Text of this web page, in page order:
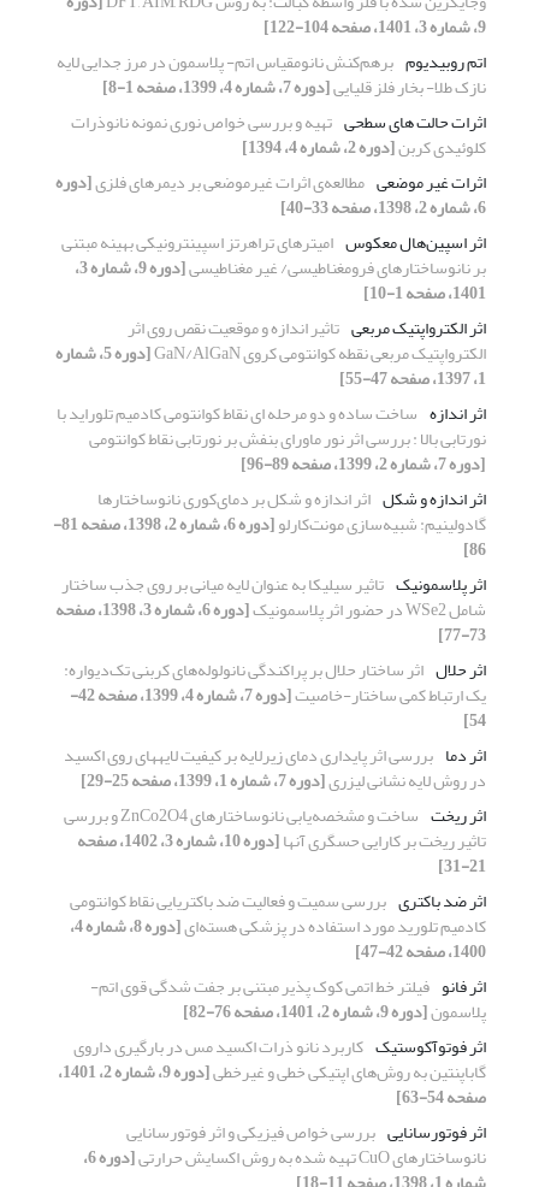
9، شماره 3، 1401، صفحه 104-122]
اتم روبیدیوم برهم‌کنش نانومقیاس اتم- پلاسمون در مرز جدایی لایه
نازک طلا- بخار فلز قلیایی[دوره 7، شماره 4، 1399، صفحه 1-8]
اثرات حالت های سطحی تهیه و بررسی خواص نوری نمونه نانوذرات
کلوئیدی کربن[دوره 2، شماره 4، 1394]
اثرات غیر موضعی مطالعه‌ی اثرات غیرموضعی بر دیمرهای فلزی[دوره
6، شماره 2، 1398، صفحه 33-40]
اثر اسپین‌هال معکوس امیترهای تراهرتز اسپینترونیکی بهینه مبتنی
بر نانوساختارهای فرومغناطیسی/ غیر مغناطیسی [دوره 9، شماره 3،
1401، صفحه 1-10]
اثر الکترواپتیک مربعی تاثیر اندازه و موقعیت نقص روی اثر
الکترواپتیک مربعی نقطه کوانتومی کروی GaN/AlGaN [دوره 5، شماره
1، 1397، صفحه 47-55]
اثر اندازه ساخت ساده و دو مرحله ای نقاط کوانتومی کادمیم تلوراید با
نورتابی بالا : بررسی اثر نور ماورای بنفش بر نورتابی نقاط کوانتومی
[دوره 7، شماره 2، 1399، صفحه 89-96]
اثر اندازه و شکل اثر اندازه و شکل بر دمای‌کوری نانوساختارها
گادولینیم: شبیه‌سازی مونت‌کارلو [دوره 6، شماره 2، 1398، صفحه 81-
86]
اثر پلاسمونیک تاثیر سیلیکا به عنوان لایه میانی بر روی جذب ساختار
شامل WSe2 در حضور اثر پلاسمونیک [دوره 6، شماره 3، 1398، صفحه
73-77]
اثر حلال اثر ساختار حلال بر پراکندگی نانولوله‌های کربنی تک‌دیواره:
یک ارتباط کمی ساختار-خاصیت [دوره 7، شماره 4، 1399، صفحه 42-
54]
اثر دما بررسی اثر پایداری دمای زیرلایه بر کیفیت لایههای روی اکسید
در روش لایه نشانی لیزری[دوره 7، شماره 1، 1399، صفحه 25-29]
اثر ریخت
ساخت و مشخصه‌یابی نانوساختارهای ZnCo2O4 و بررسی
تاثیر ریخت بر کارایی حسگری آنها [دوره 10، شماره 3، 1402، صفحه
21-31]
اثر ضد باکتری بررسی سمیت و فعالیت ضد باکتریایی نقاط کوانتومی
کادمیم تلورید مورد استفاده در پزشکی هسته‌ای [دوره 8، شماره 4،
1400، صفحه 42-47]
اثر فانو فیلتر خط اتمی کوک پذیر مبتنی بر جفت شدگی قوی اتم-
پلاسمون[دوره 9، شماره 2، 1401، صفحه 76-82]
اثر فوتوآکوستیک کاربرد نانو ذرات اکسید مس در بارگیری داروی
گاباپنتین به روش‌های اپتیکی خطی و غیر‌خطی [دوره 9، شماره 2، 1401،
صفحه 54-63]
اثر فوتورسانایی بررسی خواص فیزیکی و اثر فوتورسانایی
نانوساختارهای CuO تهیه شده به روش اکسایش حرارتی [دوره 6،